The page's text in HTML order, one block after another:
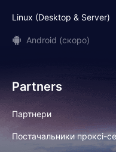
Linux (Desktop & Server)
Android (скоро)
Partners
Партнери
Постачальники проксі-